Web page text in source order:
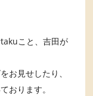
こと、吉田が
お見せしたり、
おります。